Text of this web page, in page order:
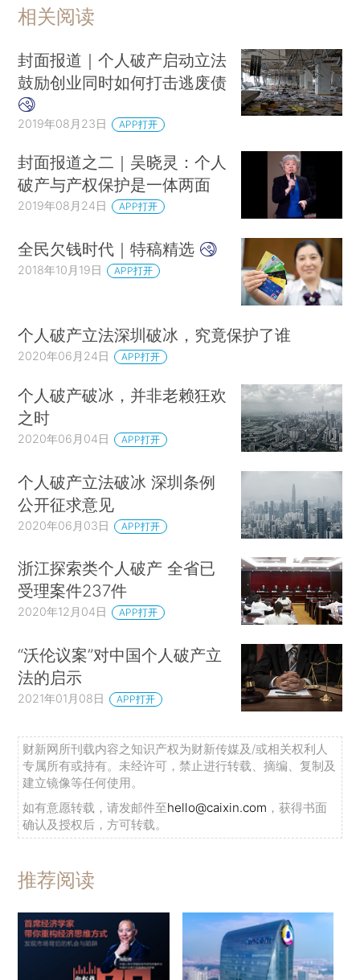
相关阅读
封面报道｜个人破产启动立法
鼓励创业同时如何打击逃废债
2019年08月23日 APP打开
封面报道之二｜吴晓灵：个人
破产与产权保护是一体两面
2019年08月24日 APP打开
全民欠钱时代｜特稿精选
2018年10月19日 APP打开
个人破产立法深圳破冰，究竟保护了谁
2020年06月24日 APP打开
个人破产破冰，并非老赖狂欢
之时
2020年06月04日 APP打开
个人破产立法破冰 深圳条例
公开征求意见
2020年06月03日 APP打开
浙江探索类个人破产 全省已
受理案件237件
2020年12月04日 APP打开
“沃伦议案”对中国个人破产立
法的启示
2021年01月08日 APP打开
财新网所刊载内容之知识产权为财新传媒及/或相关权利人
专属所有或持有。未经许可，禁止进行转载、摘编、复制及
建立镜像等任何使用。
如有意愿转载，请发邮件至hello@caixin.com ，获得书面
确认及授权后，方可转载。
推荐阅读